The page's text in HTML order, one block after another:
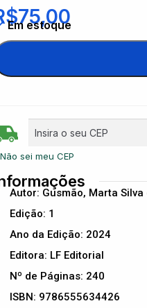
75,00
Em estoque
Não sei meu CEP
Autor: Gusmão, Marta
Edição: 1
Ano da Edição: 2024
Editora: LF Editorial
Nº de Páginas: 240
ISBN: 9786555634426